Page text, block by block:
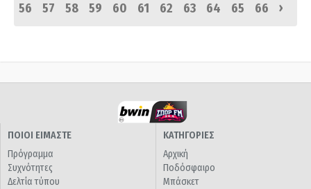
56
57 58 59 60 61 62 63 64 65 66 ›
ΠΟΙΟΙ ΕΙΜΑΣΤΕ
Πρόγραμμα
Συχνότητες
Δελτία τύπου
ΚΑΤΗΓΟΡΙΕΣ
Αρχική
Ποδόσφαιρο
Μπάσκετ